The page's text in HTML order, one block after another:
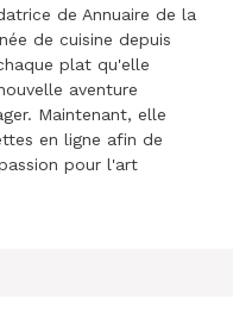
de Annuaire de la
de cuisine depuis
plat qu'elle
aventure
Maintenant, elle
en ligne afin de
pour l'art